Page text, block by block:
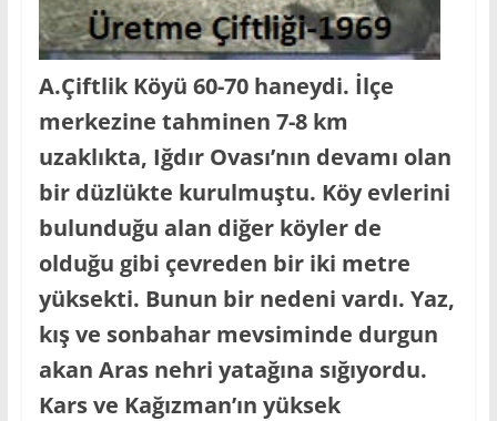
A.Çiftlik Köyü 60-70 haneydi. İlçe
merkezine tahminen 7-8 km
uzaklıkta, Iğdır Ovası’nın devamı olan
bir düzlükte kurulmuştu. Köy evlerini
bulunduğu alan diğer köyler de
olduğu gibi çevreden bir iki metre
yüksekti. Bunun bir nedeni vardı. Yaz,
kış ve sonbahar mevsiminde durgun
akan Aras nehri yatağına sığıyordu.
Kars ve Kağızman’ın yüksek